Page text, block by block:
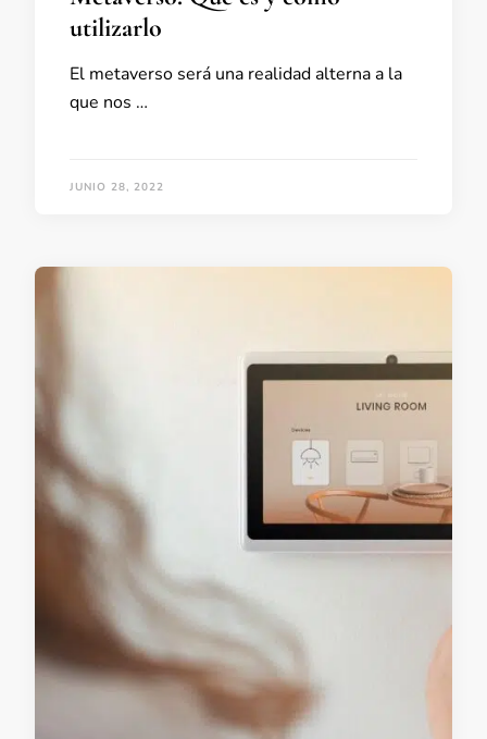
utilizarlo
El metaverso será una realidad alterna a la
que nos …
JUNIO 28, 2022